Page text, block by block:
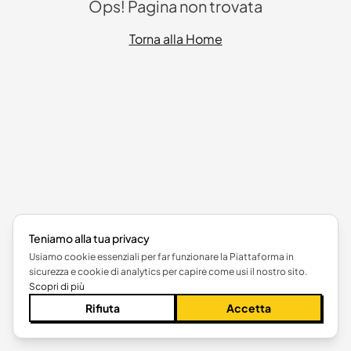
Ops! Pagina non trovata
Torna alla Home
Teniamo alla tua privacy
Usiamo cookie essenziali per far funzionare la Piattaforma in
sicurezza e cookie di analytics per capire come usi il nostro sito.
Scopri di più
Rifiuta Accetta